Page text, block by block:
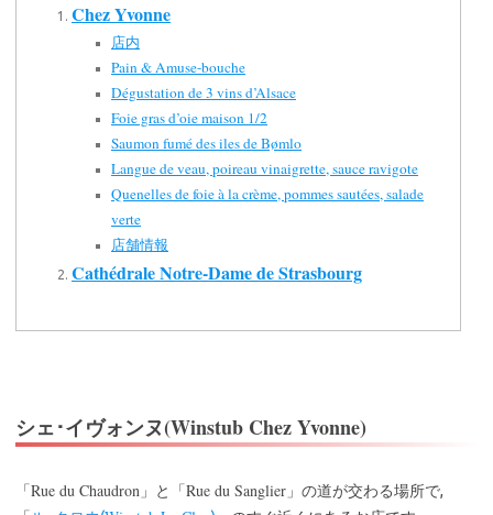
Chez Yvonne
店内
Pain & Amuse-bouche
Dégustation de 3 vins d’Alsace
Foie gras d’oie maison 1/2
Saumon fumé des iles de Bømlo
Langue de veau, poireau vinaigrette, sauce ravigote
Quenelles de foie à la crème, pommes sautées, salade
verte
店舗情報
Cathédrale Notre-Dame de Strasbourg
シェ･イヴォンヌ(Winstub Chez Yvonne)
「Rue du Chaudron 」と「Rue du Sanglier 」の道が交わる場所で,